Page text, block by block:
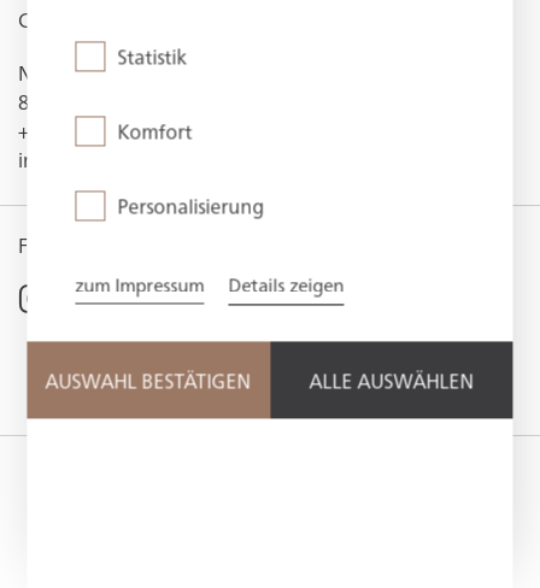
Statistik
Komfort
Personalisierung
zum Impressum Details zeigen
AUSWAHL BESTÄTIGEN ALLE AUSWÄHLEN
CONTACT
Neureuthstraße 23
83684 Tegernsee
+49 (0) 8022 1 82-0
info@dastegernsee.de
FOLLOW US
@hotel_das_tegernsee
@dastegernsee
@das-tegernsee